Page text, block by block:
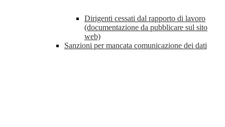
Dirigenti cessati dal rapporto di lavoro
(documentazione da pubblicare sul sito
web)
Sanzioni per mancata comunicazione dei dati